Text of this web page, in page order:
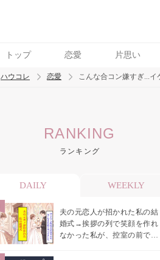
トップ 恋愛 片思い
トレンド ワード
ハウコレ 恋愛 こんな合コン嫌すぎ...イ
RANKING
ランキング
DAILY WEEKLY
夫の元恋人が招かれた私の結
婚式→挨拶の列で笑顔を作れ
なかった私が、控室の前で彼